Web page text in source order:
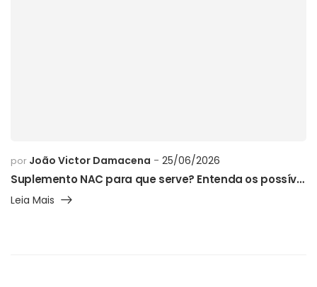
por João Victor Damacena 25/06/2026
Suplemento NAC para que serve? Entenda os possíveis benefícios, como usar e os cuidados necessários
Leia Mais